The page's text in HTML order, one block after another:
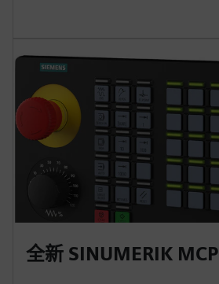
全新 SINUMERIK MCP